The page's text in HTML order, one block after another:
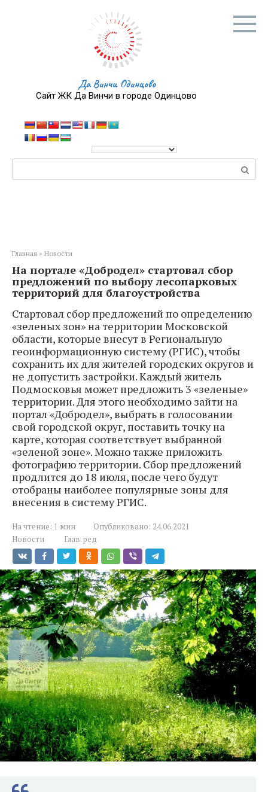
Да Винчи Одинцово
Сайт ЖК Да Винчи в городе Одинцово
Главная » Новости
На портале «Добродел» стартовал сбор
предложений по выбору лесопарковых
территорий для благоустройства
Стартовал сбор предложений по определению
«зеленых зон» на территории Московской
области, которые внесут в Региональную
геоинформационную систему (РГИС), чтобы
сохранить их для жителей городских округов и
не допустить застройки. Каждый житель
Подмосковья может предложить 3 «зеленые»
территории. Для этого необходимо зайти на
портал «Добродел», выбрать в голосовании
свой городской округ, поставить точку на
карте, которая соответствует выбранной
«зеленой зоне». Можно также приложить
фотографию территории. Сбор предложений
продлится до 18 июля, после чего будут
отобраны наиболее популярные зоны для
внесения в систему РГИС.
На чтение: 1 мин Опубликовано: 24.06.2021
Новости
Глав. ред